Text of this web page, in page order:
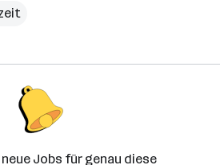
Jobs für genau diese